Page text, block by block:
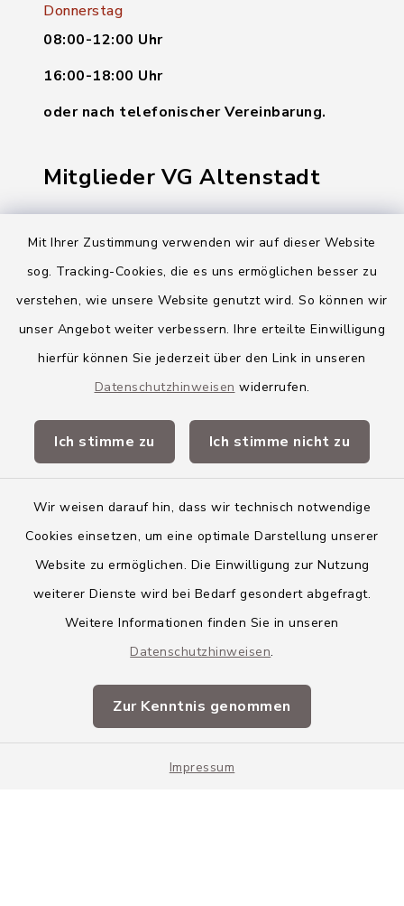
Mit Ihrer Zustimmung verwenden wir auf dieser Website
sog. Tracking-Cookies, die es uns ermöglichen besser zu
verstehen, wie unsere Website genutzt wird. So können wir
unser Angebot weiter verbessern. Ihre erteilte Einwilligung
hierfür können Sie jederzeit über den Link in unseren
Datenschutzhinweisen widerrufen.
Ich stimme zu Ich stimme nicht zu
Wir weisen darauf hin, dass wir technisch notwendige
Cookies einsetzen, um eine optimale Darstellung unserer
Website zu ermöglichen. Die Einwilligung zur Nutzung
weiterer Dienste wird bei Bedarf gesondert abgefragt.
Weitere Informationen finden Sie in unseren
Datenschutzhinweisen.
Zur Kenntnis genommen
Impressum
Donnerstag
08:00-12:00 Uhr
16:00-18:00 Uhr
oder nach telefonischer Vereinbarung.
Mitglieder VG Altenstadt
Markt Altenstadt
Gemeinde Osterberg
VG Altenstadt
Landkreis Neu-Ulm
Barrierefreiheit
Impressum
Sitemap